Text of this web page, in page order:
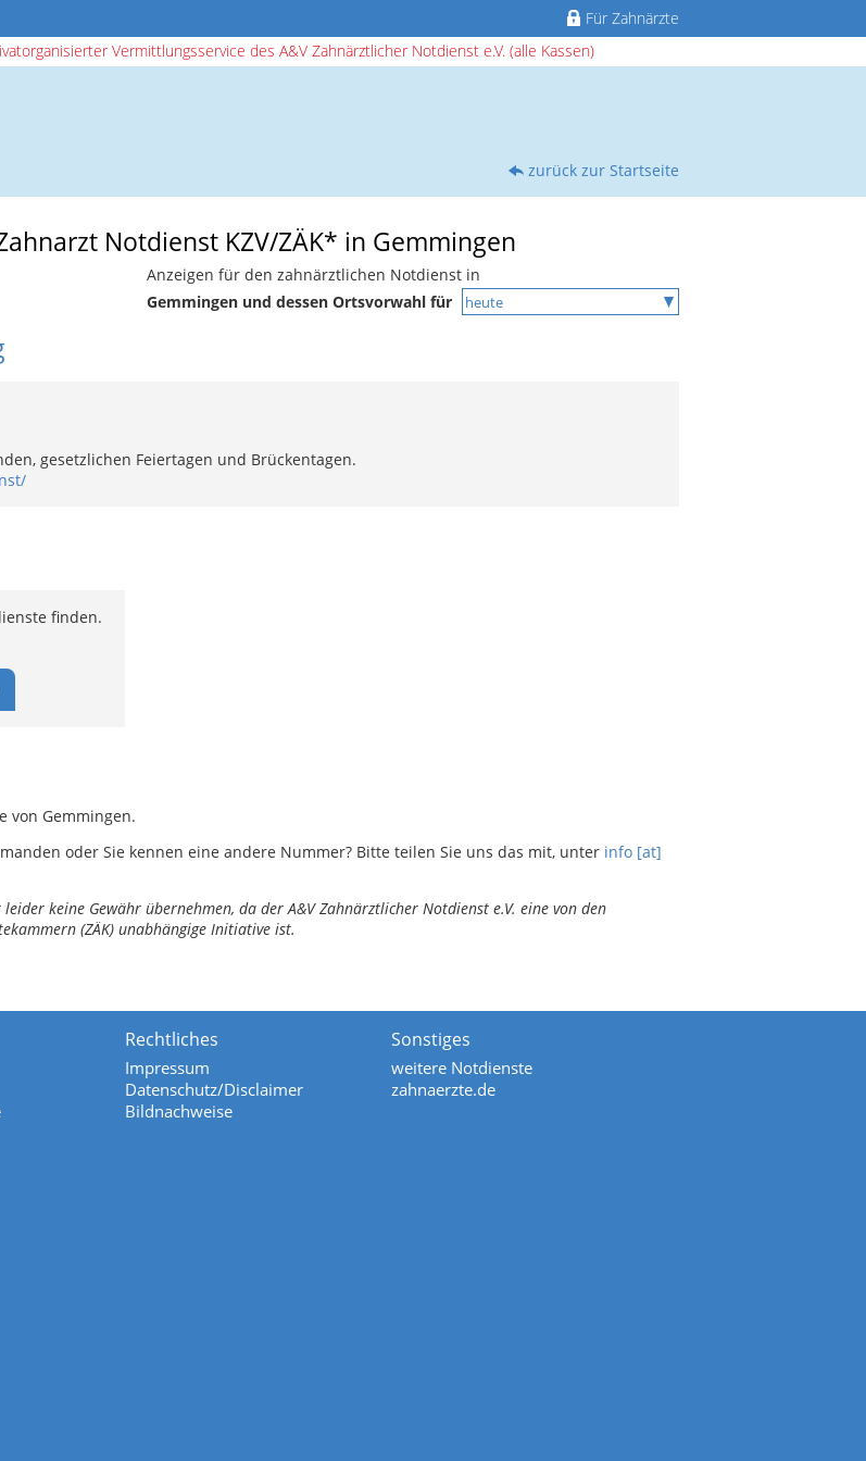
Für Zahnärzte
Vermittlungsservice des A&V Zahnärztlicher Notdienst e.V. (alle Kassen)
zurück zur Startseite
Notdienst KZV/ZÄK* in Gemmingen
Anzeigen für den zahnärztlichen Notdienst in
Gemmingen und dessen Ortsvorwahl für
gesetzlichen Feiertagen und Brückentagen.
finden.
von Gemmingen.
oder Sie kennen eine andere Nummer? Bitte teilen Sie uns das mit, unter info [at]
keine Gewähr übernehmen, da der A&V Zahnärztlicher Notdienst e.V. eine von den
(ZÄK) unabhängige Initiative ist.
Rechtliches
Impressum
Datenschutz/Disclaimer
Bildnachweise
Sonstiges
weitere Notdienste
zahnaerzte.de